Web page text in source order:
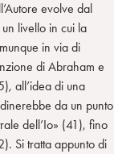
evolve dal
livello in cui la
in via di
di Abraham e
all’idea di una
da un punto
dell’Io» (41), fino
Si tratta appunto di